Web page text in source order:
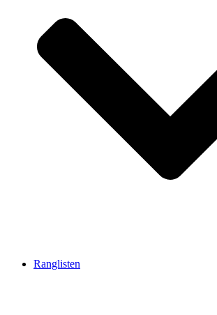
Ranglisten